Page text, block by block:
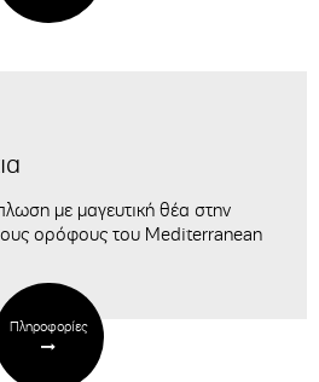
με μαγευτική θέα στην
ορόφους του Mediterranean
Πληροφορίες